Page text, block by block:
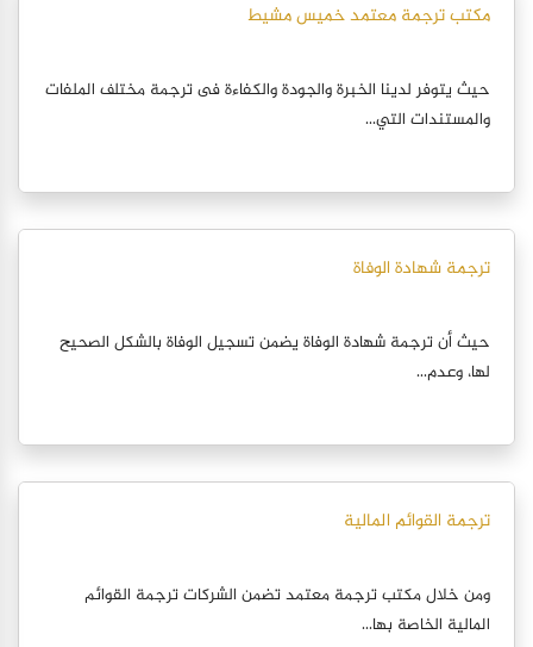
مكتب ترجمة معتمد خميس مشيط
حيث يتوفر لدينا الخبرة والجودة والكفاءة فى ترجمة مختلف الملفات
والمستندات التي...
ترجمة شهادة الوفاة
حيث أن ترجمة شهادة الوفاة يضمن تسجيل الوفاة بالشكل الصحيح
لها، وعدم...
ترجمة القوائم المالية
ومن خلال مكتب ترجمة معتمد تضمن الشركات ترجمة القوائم
المالية الخاصة بها...